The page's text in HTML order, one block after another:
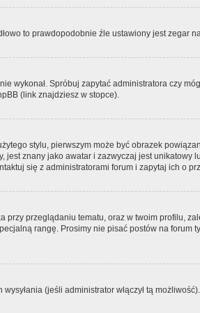
to prawdopodobnie źle ustawiony jest zegar
wykonał. Spróbuj zapytać administratora czy
(link znajdziesz w stopce).
stylu, pierwszym może być obrazek
znany jako awatar i zazwyczaj jest
się z administratorami forum i zapytaj ich o
przeglądaniu tematu, oraz w twoim profilu,
rangę. Prosimy nie pisać postów na
(jeśli administrator włączył tą